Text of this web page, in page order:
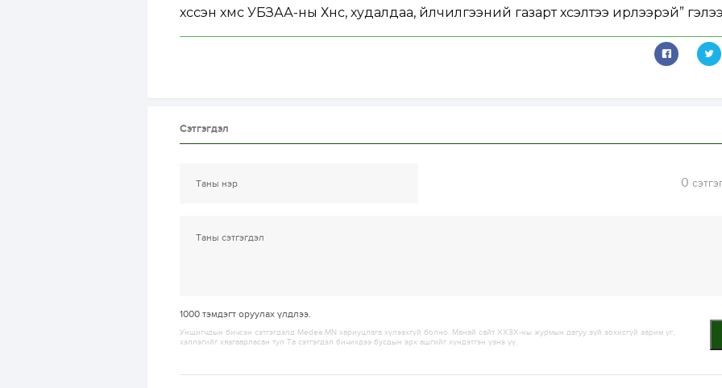
хүссэн хүмүүс УБЗАА-ны Хүнс, худалдаа, үйлчилгээний газарт хүсэлтээ ирүүлээрэй”
Сэтгэгдэл
0
1000 тэмдэгт оруулах үлдлээ.
Уншигчдын бичсэн сэтгэгдэлд Medee.MN хариуцлага хүлээхгүй болно. Манай сайт ХХЗХ-ны журмын дагуу зүй зохисгүй зарим үг,
хэллэгийг хязгаарласан тул Та сэтгэгдэл бичихдээ бусдын эрх ашгийг хүндэтгэн үзнэ үү.